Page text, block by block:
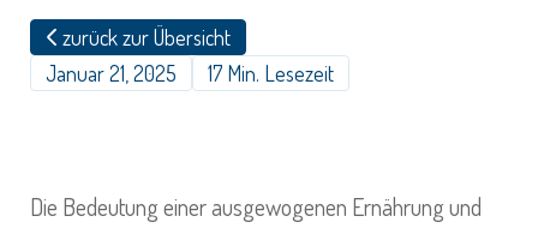
zurück zur Übersicht
Januar 21, 2025
17 Min. Lesezeit
Die Bedeutung einer ausgewogenen Ernährung und